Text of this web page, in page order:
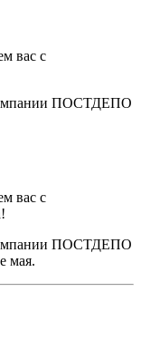
вас с
ПОСТДЕПО
вас с
ПОСТДЕПО
мая.